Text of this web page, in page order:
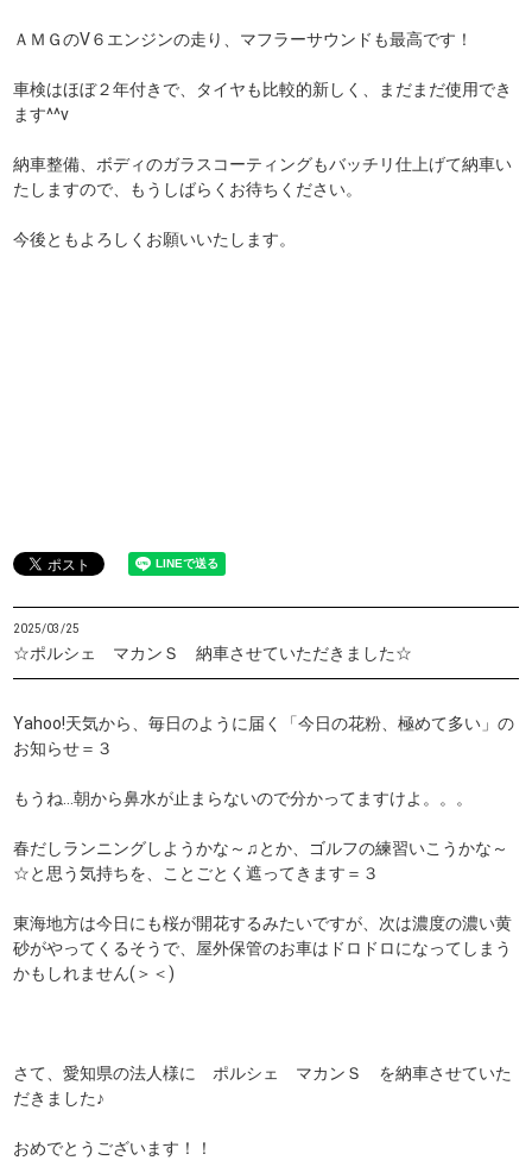
ＡＭＧのV６エンジンの走り、マフラーサウンドも最高です！
車検はほぼ２年付きで、タイヤも比較的新しく、まだまだ使用でき
ます^^v
納車整備、ボディのガラスコーティングもバッチリ仕上げて納車い
たしますので、もうしばらくお待ちください。
今後ともよろしくお願いいたします。
2025/03/25
☆ポルシェ マカンＳ 納車させていただきました☆
Yahoo!天気から、毎日のように届く「今日の花粉、極めて多い」の
お知らせ＝３
もうね…朝から鼻水が止まらないので分かってますけよ。。。
春だしランニングしようかな～♫とか、ゴルフの練習いこうかな～
☆と思う気持ちを、ことごとく遮ってきます＝３
東海地方は今日にも桜が開花するみたいですが、次は濃度の濃い黄
砂がやってくるそうで、屋外保管のお車はドロドロになってしまう
かもしれません(＞＜)
さて、愛知県の法人様に ポルシェ マカンＳ を納車させていた
だきました♪
おめでとうございます！！